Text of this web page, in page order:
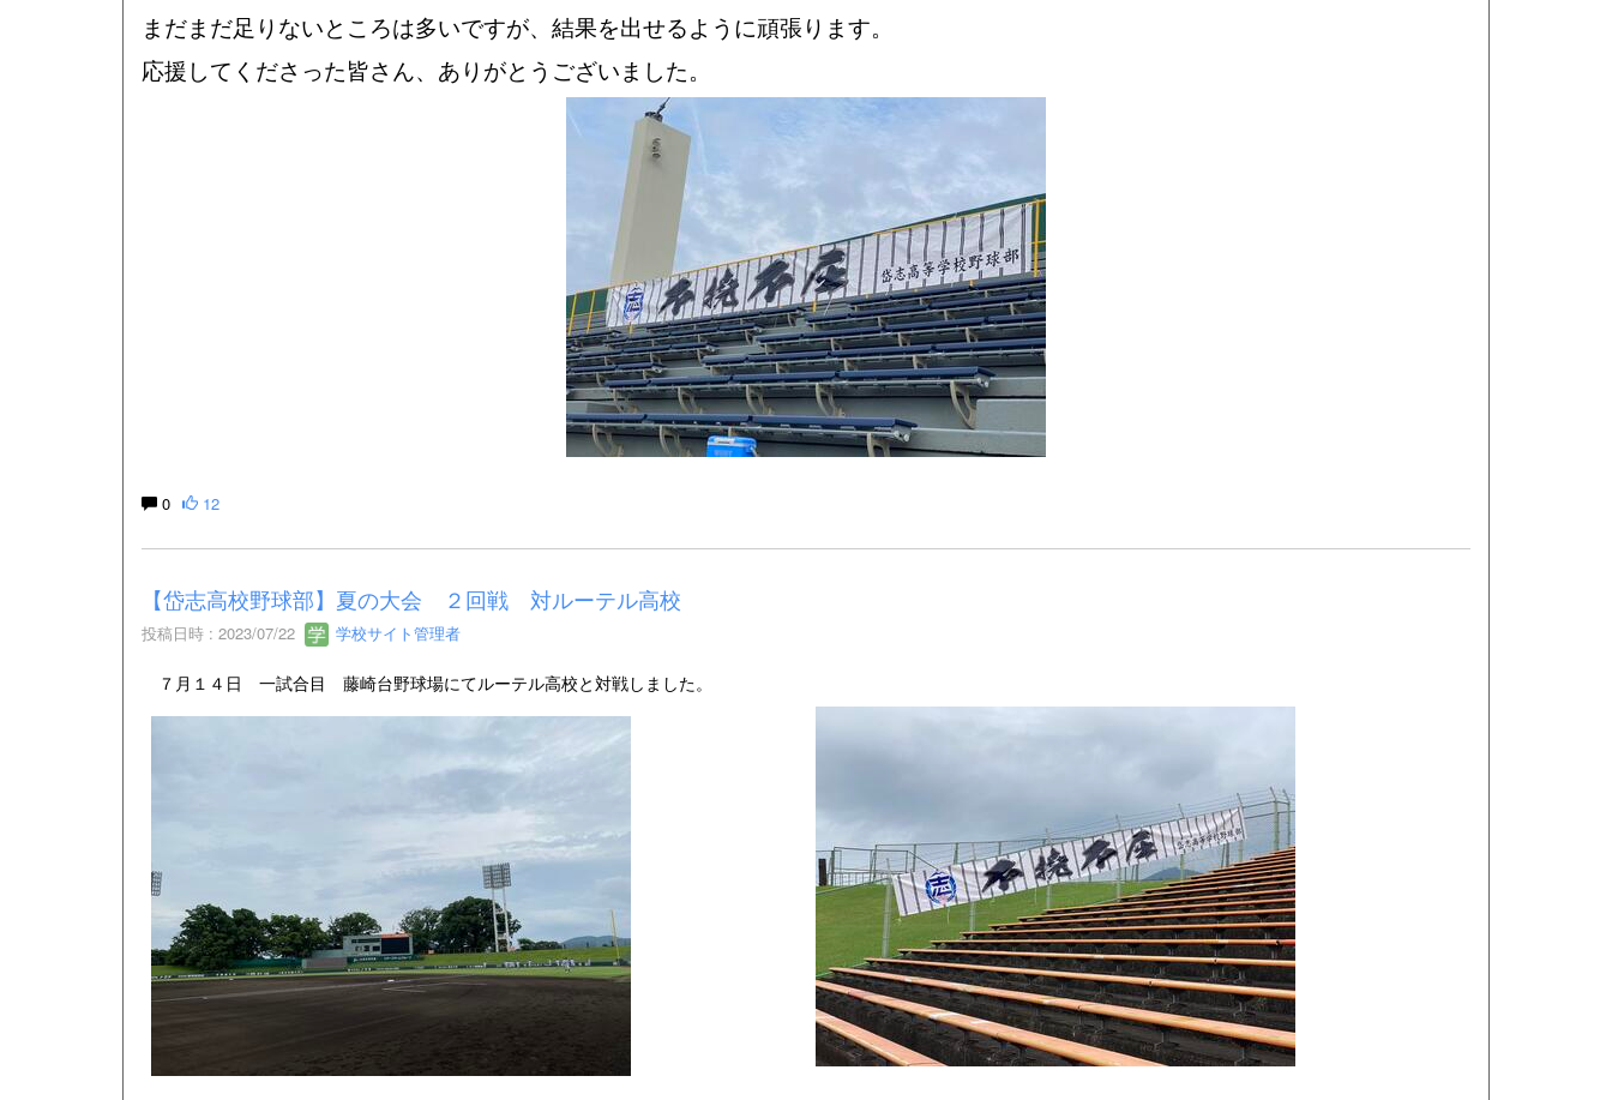
まだまだ足りないところは多いですが、結果を出せるように頑張ります。
応援してくださった皆さん、ありがとうございました。
0 12
【岱志高校野球部】夏の大会 ２回戦 対ルーテル高校
投稿日時 : 2023/07/22 学校サイト管理者
７月１４日 一試合目 藤崎台野球場にてルーテル高校と対戦しました。